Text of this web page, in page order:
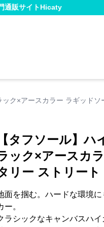
通販サイトHicaty
ック×アースカラー ラギッド
【タフソール】
ック×アースカ
リー ストリート
面を掴む。ハードな環境
ー。
ラシックなキャンバスハ